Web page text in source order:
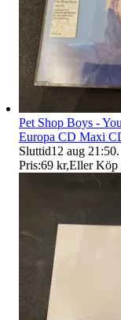
Pet Shop Boys -
Europa CD Maxi
Sluttid12 aug 21:50.
Pris:69 kr,Eller Köp